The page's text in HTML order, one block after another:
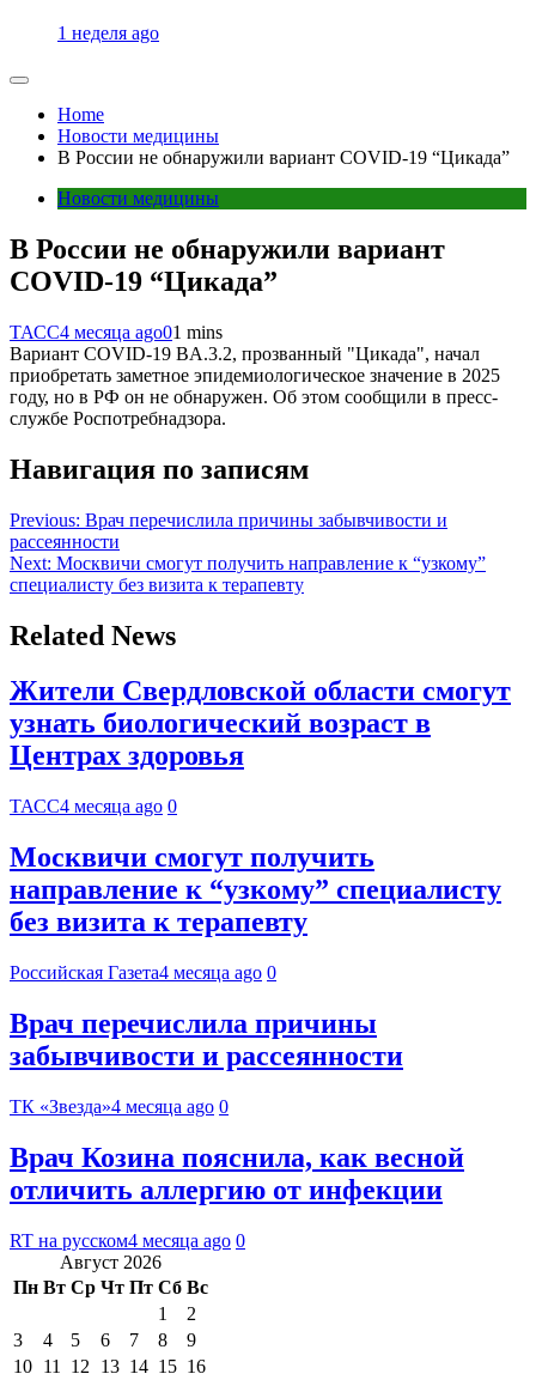
1 неделя ago
Home
Новости медицины
В России не обнаружили вариант COVID-19 “Цикада”
Новости медицины
В России не обнаружили вариант
COVID-19 “Цикада”
ТАСС4 месяца ago01 mins
Вариант COVID-19 BA.3.2, прозванный "Цикада", начал
приобретать заметное эпидемиологическое значение в 2025
году, но в РФ он не обнаружен. Об этом сообщили в пресс-
службе Роспотребнадзора.
Навигация по записям
Previous: Врач перечислила причины забывчивости и
рассеянности
Next: Москвичи смогут получить направление к “узкому”
специалисту без визита к терапевту
Related News
Жители Свердловской области смогут
узнать биологический возраст в
Центрах здоровья
ТАСС4 месяца ago 0
Москвичи смогут получить
направление к “узкому” специалисту
без визита к терапевту
Российская Газета4 месяца ago 0
Врач перечислила причины
забывчивости и рассеянности
ТК «Звезда»4 месяца ago 0
Врач Козина пояснила, как весной
отличить аллергию от инфекции
RT на русском4 месяца ago 0
Август 2026
Пн Вт Ср Чт Пт Сб Вс
1
2
3
4 5 6 7 8
9
10 11 12 13 14 15 16